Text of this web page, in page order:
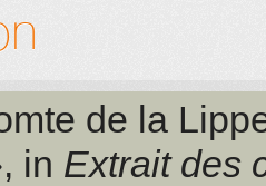
de la
in Extrait des